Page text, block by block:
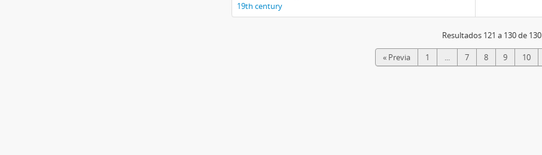
19th century
Resultados 121 a 130 de 130
« Previa 1 ... 7 8 9 10